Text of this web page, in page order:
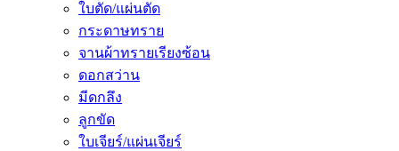
ใบตัด/แผ่นตัด
กระดาษทราย
จานผ้าทรายเรียงซ้อน
ดอกสว่าน
มีดกลึง
ลูกขัด
ใบเจียร์/แผ่นเจียร์